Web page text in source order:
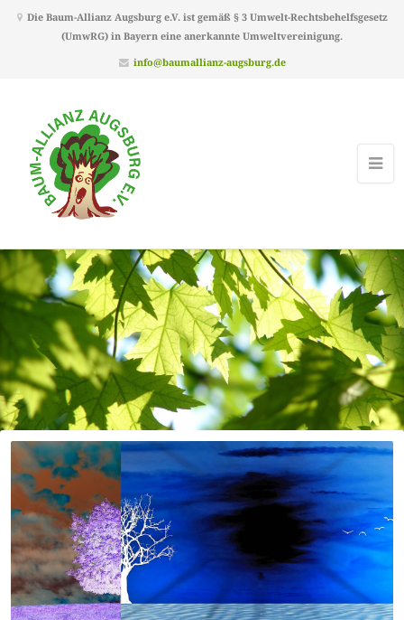
Die Baum-Allianz Augsburg e.V. ist gemäß § 3 Umwelt-Rechtsbehelfsgesetz
(UmwRG) in Bayern eine anerkannte Umweltvereinigung.
info@baumallianz-augsburg.de